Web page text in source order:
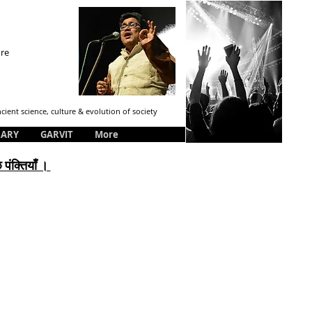
science, culture & evolution of society
GARVIT More
।